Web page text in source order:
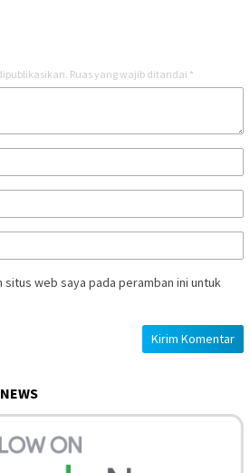
Ruas yang wajib ditandai *
situs web saya pada peramban ini untuk